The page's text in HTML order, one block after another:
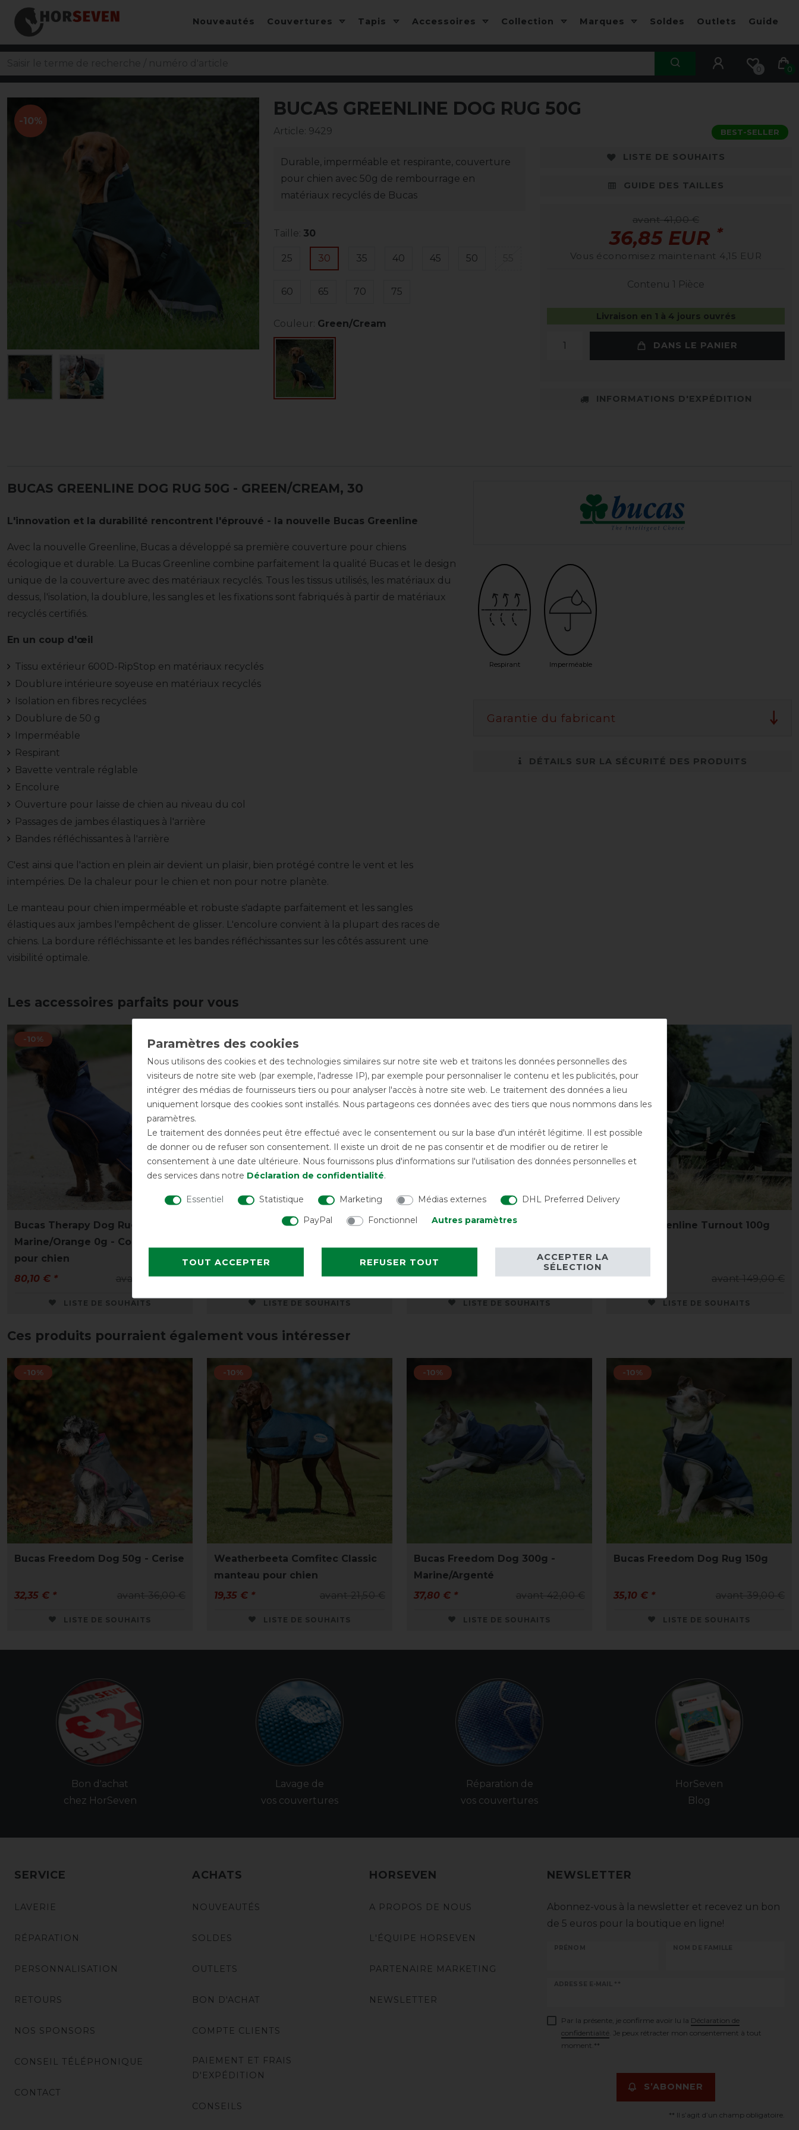
Nouveautés Couvertures Tapis Accessoires Collection Marques Soldes Outlets Guide
0 0
-10%
BUCAS GREENLINE DOG RUG 50G
Article: 9429 BEST-SELLER
Durable, imperméable et respirante, couverture
pour chien avec 50g de rembourrage en
matériaux recyclés de Bucas
Taille: 30
25 30 35 40 45 50
60 65 70 75
Couleur: Green/Cream
LISTE DE SOUHAITS
GUIDE DES TAILLES
avant 41,00 €
36,85 EUR *
Vous économisez maintenant 4,15 EUR
Contenu 1 Pièce
Livraison en 1 à 4 jours ouvrés
DANS LE PANIER
INFORMATIONS D'EXPÉDITION
BUCAS GREENLINE DOG RUG 50G - GREEN/CREAM, 30
L'innovation et la durabilité rencontrent l'éprouvé - la nouvelle Bucas Greenline
Avec la nouvelle Greenline, Bucas a développé sa première couverture pour chiens
écologique et durable. La Bucas Greenline combine parfaitement la qualité Bucas et le design
unique de la couverture avec des matériaux recyclés. Tous les tissus utilisés, les matériaux du
dessus, l'isolation, la doublure, les sangles et les fixations sont fabriqués à partir de matériaux
recyclés certifiés.
En un coup d'œil
Tissu extérieur 600D-RipStop en matériaux recyclés
Doublure intérieure soyeuse en matériaux recyclés
Isolation en fibres recyclées
Doublure de 50 g
Imperméable
Respirant
Bavette ventrale réglable
Encolure
Ouverture pour laisse de chien au niveau du col
Passages de jambes élastiques à l'arrière
Bandes réfléchissantes à l'arrière
C'est ainsi que l'action en plein air devient un plaisir, bien protégé contre le vent et les
intempéries. De la chaleur pour le chien et non pour notre planète.
Le manteau pour chien imperméable et robuste s'adapte parfaitement et les sangles
élastiques aux jambes l'empêchent de glisser. L'encolure convient à la plupart des races de
chiens. La bordure réfléchissante et les bandes réfléchissantes sur les côtés assurent une
visibilité optimale.
Respirant Imperméable
Garantie du fabricant
DÉTAILS SUR LA SÉCURITÉ DES PRODUITS
Les accessoires parfaits pour vous
-10%
Bucas Therapy Dog Rug -
Marine/Orange 0g - Couverture
pour chien
avant 89,00 €
80,10 € *
LISTE DE SOUHAITS
-10%
Bucas Greenline Neck 50g
avant 64,00 €
57,60 € *
LISTE DE SOUHAITS
Bucas Freedom Dog Rug 50g -
avant 43,00 €
38,70 € *
LISTE DE SOUHAITS
Bucas Greenline Turnout 100g
avant 149,00 €
134,05 € *
LISTE DE SOUHAITS
Ces produits pourraient également vous intéresser
-10%
Bucas Freedom Dog 50g - Cerise
avant 36,00 €
32,35 € *
LISTE DE SOUHAITS
-10%
Weatherbeeta Comfitec Classic
manteau pour chien
avant 21,50 €
19,35 € *
LISTE DE SOUHAITS
-10%
Bucas Freedom Dog 300g -
Marine/Argenté
avant 42,00 €
37,80 € *
LISTE DE SOUHAITS
-10%
Bucas Freedom Dog Rug 150g
avant 39,00 €
35,10 € *
LISTE DE SOUHAITS
Bon d'achat
chez HorSeven
Lavage de
vos couvertures
Réparation de
vos couvertures
HorSeven
Blog
SERVICE
LAVERIE
RÉPARATION
PERSONNALISATION
RETOURS
NOS SPONSORS
CONSEIL TÉLÉPHONIQUE
CONTACT
ACHATS
NOUVEAUTÉS
SOLDES
OUTLETS
BON D'ACHAT
COMPTE CLIENTS
PAIEMENT ET FRAIS
D'EXPÉDITION
CONSEILS
HORSEVEN
A PROPOS DE NOUS
L'ÉQUIPE HORSEVEN
PARTENAIRE MARKETING
NEWSLETTER
NEWSLETTER
Abonnez-vous à la newsletter et recevez un bon
de 5 euros pour la boutique en ligne!
PRÉNOM NOM DE FAMILLE
ADRESSE E-MAIL **
Ceres::Template.newsletterHoneypotLabel
Par la présente, je confirme avoir lu la Déclaration de
confidentialité . Je peux rétracter mon consentement à tout
moment.**
S’ABONNER
** Il s’agit d’un champ obligatoire.
Nous utilisons des cookies et des technologies similaires sur notre site web et traitons les données personnelles des
visiteurs de notre site web (par exemple, l'adresse IP), par exemple pour personnaliser le contenu et les publicités, pour
intégrer des médias de fournisseurs tiers ou pour analyser l'accès à notre site web. Le traitement des données a lieu
uniquement lorsque des cookies sont installés. Nous partageons ces données avec des tiers que nous nommons dans les
paramètres.
Le traitement des données peut être effectué avec le consentement ou sur la base d'un intérêt légitime. Il est possible
de donner ou de refuser son consentement. Il existe un droit de ne pas consentir et de modifier ou de retirer le
consentement à une date ultérieure. Nous fournissons plus d'informations sur l'utilisation des données personnelles et
des services dans notre Déclaration de confidentialité.
Essentiel Statistique Marketing Médias externes
DHL Preferred Delivery
PayPal
Fonctionnel Autres paramètres
TOUT ACCEPTER REFUSER TOUT
ACCEPTER LA
SÉLECTION